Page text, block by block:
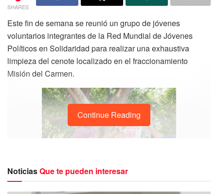
SHARES
Este fin de semana se reunió un grupo de jóvenes
voluntarios integrantes de la Red Mundial de Jóvenes
Políticos en Solidaridad para realizar una exhaustiva
limpieza del cenote localizado en el fraccionamiento
Misión del Carmen.
Continue Reading
NoticiasQue te pueden interesar